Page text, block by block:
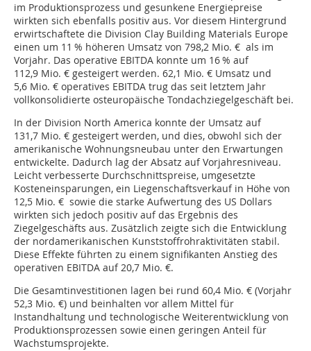
im Produktionsprozess und gesunkene Energiepreise
wirkten sich ebenfalls positiv aus. Vor diesem Hintergrund
erwirtschaftete die Division Clay Building Materials Europe
einen um 11 % höheren Umsatz von 798,2 Mio. € als im
Vorjahr. Das operative EBITDA konnte um 16 % auf
112,9 Mio. € gesteigert werden. 62,1 Mio. € Umsatz und
5,6 Mio. € operatives EBITDA trug das seit letztem Jahr
vollkonsolidierte osteuropäische Tondachziegelgeschäft bei.
In der Division North America konnte der Umsatz auf
131,7 Mio. € gesteigert werden, und dies, obwohl sich der
amerikanische Wohnungsneubau unter den Erwartungen
entwickelte. Dadurch lag der Absatz auf Vorjahresniveau.
Leicht verbesserte Durchschnittspreise, umgesetzte
Kosteneinsparungen, ein Liegenschaftsverkauf in Höhe von
12,5 Mio. € sowie die starke Aufwertung des US Dollars
wirkten sich jedoch positiv auf das Ergebnis des
Ziegelgeschäfts aus. Zusätzlich zeigte sich die Entwicklung
der nordamerikanischen Kunststoffrohraktivitäten stabil.
Diese Effekte führten zu einem signifikanten Anstieg des
operativen EBITDA auf 20,7 Mio. €.
Die Gesamtinvestitionen lagen bei rund 60,4 Mio. € (Vorjahr
52,3 Mio. €) und beinhalten vor allem Mittel für
Instandhaltung und technologische Weiterentwicklung von
Produktionsprozessen sowie einen geringen Anteil für
Wachstumsprojekte.